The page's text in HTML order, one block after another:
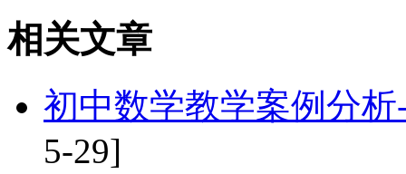
相关文章
初中数学教学案例分
5-29]